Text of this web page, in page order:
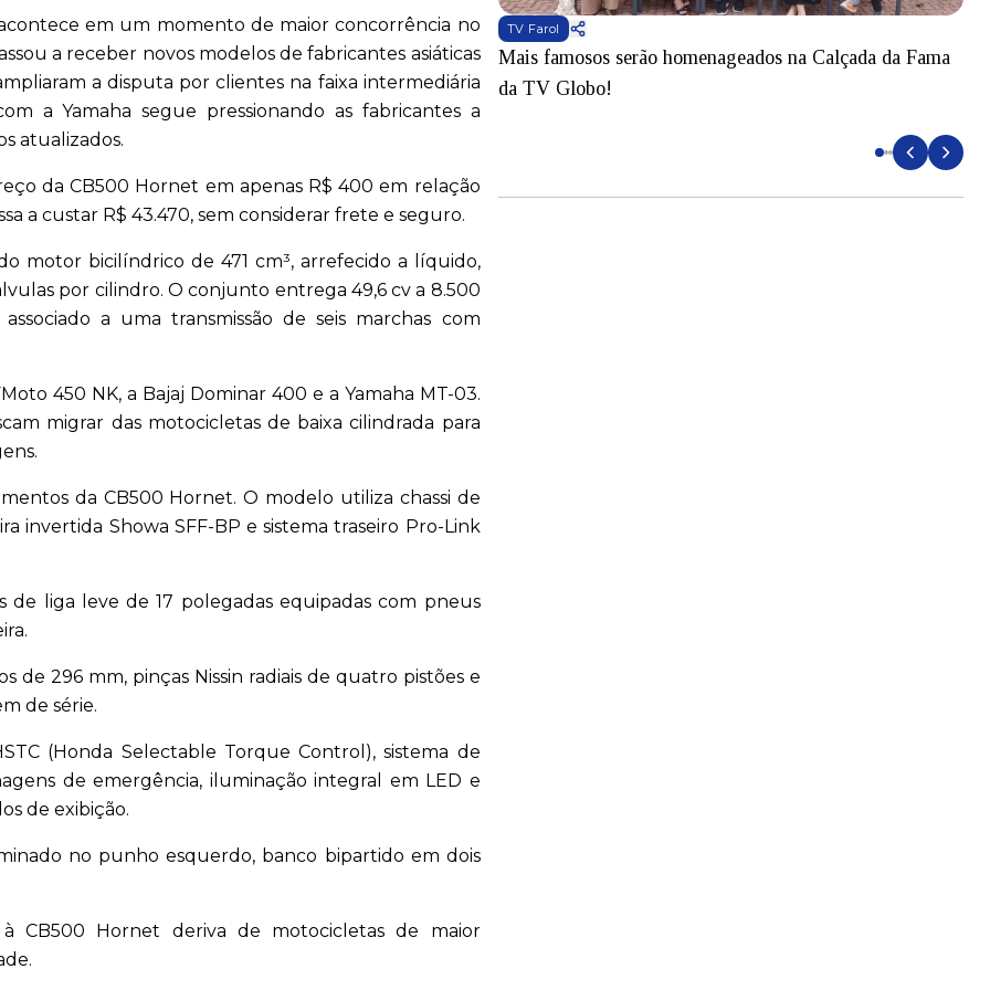
em um momento de maior concorrência no
a receber novos modelos de fabricantes asiáticas
a disputa por clientes na faixa intermediária
a Yamaha segue pressionando as fabricantes a
atualizados.
da CB500 Hornet em apenas R$ 400 em relação
a custar R$ 43.470, sem considerar frete e seguro.
motor bicilíndrico de 471 cm³, arrefecido a líquido,
por cilindro. O conjunto entrega 49,6 cv a 8.500
a uma transmissão de seis marchas com
450 NK, a Bajaj Dominar 400 e a Yamaha MT-03.
migrar das motocicletas de baixa cilindrada para
da CB500 Hornet. O modelo utiliza chassi de
invertida Showa SFF-BP e sistema traseiro Pro-Link
de liga leve de 17 polegadas equipadas com pneus
de 296 mm, pinças Nissin radiais de quatro pistões e
de série.
(Honda Selectable Torque Control), sistema de
de emergência, iluminação integral em LED e
de exibição.
no punho esquerdo, banco bipartido em dois
CB500 Hornet deriva de motocicletas de maior
TV Farol
Mais famosos serão homenageados na Calçada da Fama
da TV Globo!